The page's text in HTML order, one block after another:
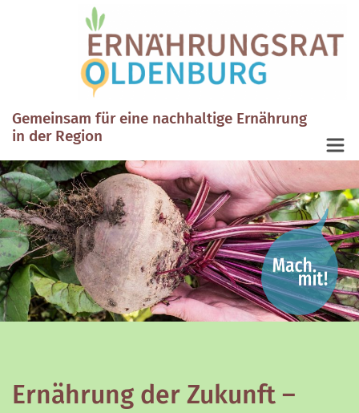
Gemeinsam für eine nachhaltige Ernährung
in der Region
Ernährung der Zukunft –